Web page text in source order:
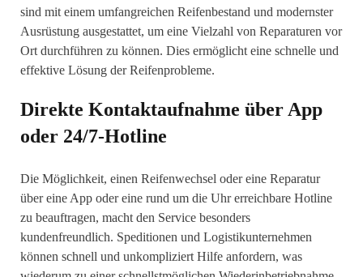
sind mit einem umfangreichen Reifenbestand und modernster
Ausrüstung ausgestattet, um eine Vielzahl von Reparaturen vor
Ort durchführen zu können. Dies ermöglicht eine schnelle und
effektive Lösung der Reifenprobleme.
Direkte Kontaktaufnahme über App
oder 24/7-Hotline
Die Möglichkeit, einen Reifenwechsel oder eine Reparatur
über eine App oder eine rund um die Uhr erreichbare Hotline
zu beauftragen, macht den Service besonders
kundenfreundlich. Speditionen und Logistikunternehmen
können schnell und unkompliziert Hilfe anfordern, was